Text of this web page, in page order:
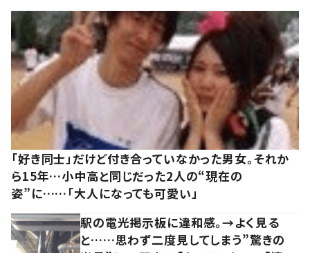
「好き同士」だけど付き合っていなかった男女。それか
ら15年…小中高と同じだった2人の“現在の
姿”に……「大人になっても可愛い」
駅の電光掲示板に違和感。→よく見る
と……思わず二度見してしまう”驚きの